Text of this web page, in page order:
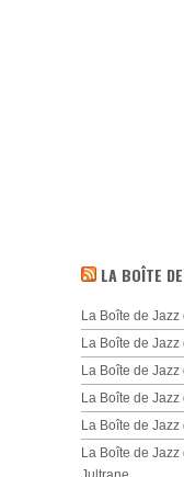
LA BOÎTE
La Boîte de
La Boîte de
La Boîte de
La Boîte de
La Boîte de
La Boîte de